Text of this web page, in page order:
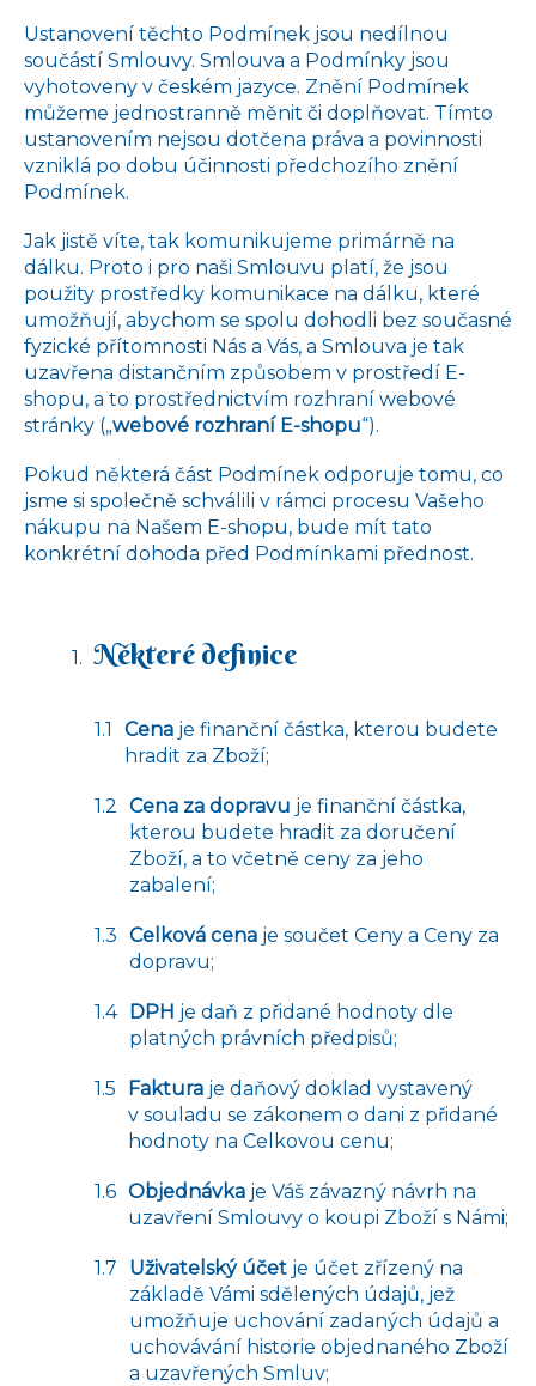
Ustanovení těchto Podmínek jsou nedílnou
součástí Smlouvy. Smlouva a Podmínky jsou
vyhotoveny v českém jazyce. Znění Podmínek
můžeme jednostranně měnit či doplňovat. Tímto
ustanovením nejsou dotčena práva a povinnosti
vzniklá po dobu účinnosti předchozího znění
Podmínek.
Jak jistě víte, tak komunikujeme primárně na
dálku. Proto i pro naši Smlouvu platí, že jsou
použity prostředky komunikace na dálku, které
umožňují, abychom se spolu dohodli bez současné
fyzické přítomnosti Nás a Vás, a Smlouva je tak
uzavřena distančním způsobem v prostředí E-
shopu, a to prostřednictvím rozhraní webové
stránky („webové rozhraní E-shopu“).
Pokud některá část Podmínek odporuje tomu, co
jsme si společně schválili v rámci procesu Vašeho
nákupu na Našem E-shopu, bude mít tato
konkrétní dohoda před Podmínkami přednost.
Některé definice
Cena je finanční částka, kterou budete
hradit za Zboží;
Cena za dopravu je finanční částka,
kterou budete hradit za doručení
Zboží, a to včetně ceny za jeho
zabalení;
Celková cena je součet Ceny a Ceny za
dopravu;
DPH je daň z přidané hodnoty dle
platných právních předpisů;
Faktura je daňový doklad vystavený
v souladu se zákonem o dani z přidané
hodnoty na Celkovou cenu;
Objednávka je Váš závazný návrh na
uzavření Smlouvy o koupi Zboží s Námi;
Uživatelský účet je účet zřízený na
základě Vámi sdělených údajů, jež
umožňuje uchování zadaných údajů a
uchovávání historie objednaného Zboží
a uzavřených Smluv;